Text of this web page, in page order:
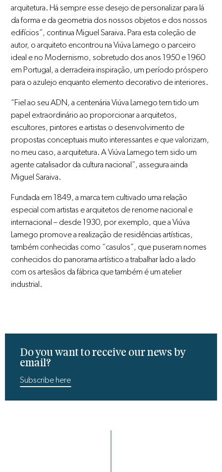
arquitetura. Há sempre esse desejo de personalizar para lá
da forma e da geometria dos nossos objetos e dos nossos
edifícios”, continua Miguel Saraiva. Para esta coleção de
autor, o arquiteto encontrou na Viúva Lamego o parceiro
ideal e no Modernismo, sobretudo dos anos 1950 e 1960
em Portugal, a derradeira inspiração, um período próspero
para o azulejo enquanto elemento decorativo de interiores.
“Fiel ao seu ADN, a centenária Viúva Lamego tem tido um
papel extraordinário ao proporcionar a arquitetos,
escultores, pintores e artistas o desenvolvimento de
propostas conceptuais muito interessantes e que valorizam,
no meu caso, a arquitetura. A Viúva Lamego tem sido um
agente catalisador da cultura nacional”, assegura ainda
Miguel Saraiva.
Fundada em 1849, a marca tem cultivado uma relação
especial com artistas e arquitetos de renome nacional e
internacional – desde 1930, por exemplo, que a Viúva
Lamego promove a realização de residências artísticas,
também conhecidas como “casulos”, que puseram nomes
conhecidos do panorama artístico a trabalhar lado a lado
com os artesãos da fábrica que também é um atelier
industrial.
Do you want to receive our news by
email?
Subscribe here